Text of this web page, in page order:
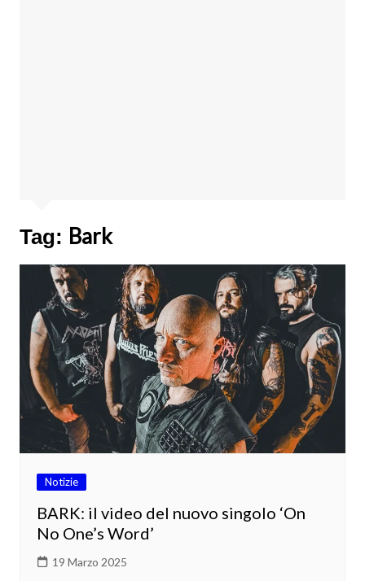
Tag: Bark
Notizie
BARK: il video del nuovo singolo ‘On
No One’s Word’
19 Marzo 2025